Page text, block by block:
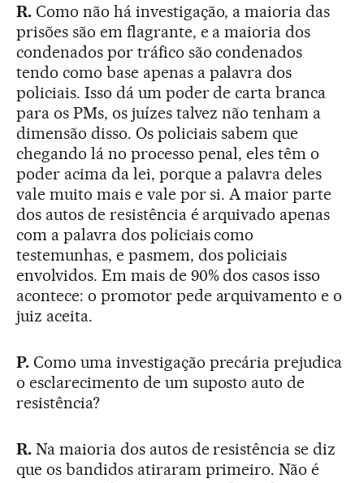
R.Como não há investigação, a maioria das
prisões são em flagrante, e a maioria dos
condenados por tráfico são condenados
tendo como base apenas a palavra dos
policiais. Isso dá um poder de carta branca
para os PMs, os juízes talvez não tenham a
dimensão disso. Os policiais sabem que
chegando lá no processo penal, eles têm o
poder acima da lei, porque a palavra deles
vale muito mais e vale por si. A maior parte
dos autos de resistência é arquivado apenas
com a palavra dos policiais como
testemunhas, e pasmem, dos policiais
envolvidos. Em mais de 90% dos casos isso
acontece: o promotor pede arquivamento e o
juiz aceita.
P.Como uma investigação precária prejudica
o esclarecimento de um suposto auto de
resistência?
R.Na maioria dos autos de resistência se diz
que os bandidos atiraram primeiro. Não é